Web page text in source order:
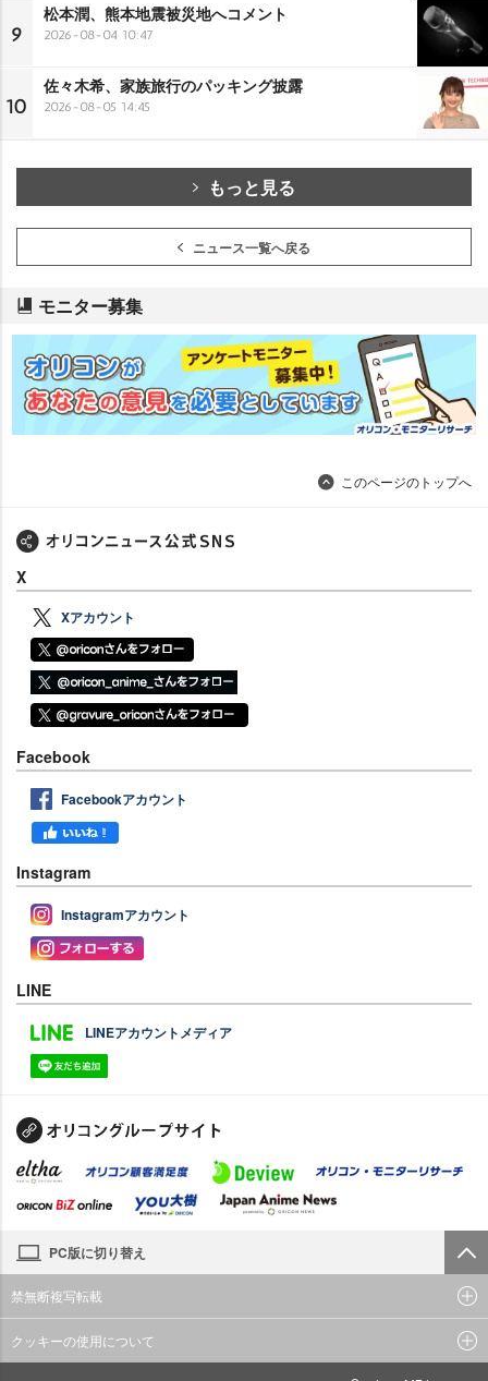
9
松本潤、熊本地震被災地へコメント
2026-08-04 10:47
10
佐々木希、家族旅行のパッキング披露
2026-08-05 14:45
もっと見る
ニュース一覧へ戻る
モニター募集
このページのトップへ
X
Xアカウント
Facebook
Facebookアカウント
Instagram
Instagramアカウント
LINE
LINEアカウントメディア
PC版に切り替え
禁無断複写転載
クッキーの使用について